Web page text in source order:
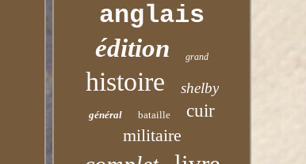
anglais
édition grand
histoire shelby
général bataille
cuir
militaire